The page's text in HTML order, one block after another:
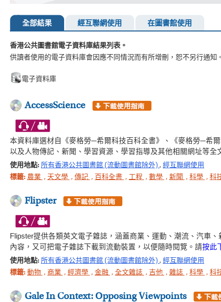
全部結果 經互聯網使用 在圖書館使用
香港公共圖書館電子資料庫結果列表。
供讀者使用的電子資料庫會因應不同情況而有所增刪，恕不另行通知
電子資料庫
AccessScience
本資料庫選材自《麥格勞─希爾科技百科全書》、《麥格勞─希
以及人物傳記、新聞、學習資源、學習指導及其他相關網址等全
使用地點: 所有香港公共圖書館 (流動圖書館除外) , 經互聯網使用
標籤: 農業 , 天文學 , 傳記 , 百科全書 , 工程 , 數學 , 新聞 , 科學 , 科
Flipster
Flipster提供各類英文電子雜誌，涵蓋商業、運動、潮流、汽車
內容，又可把電子雜誌下載到流動裝置，以便隨時閱覽。請按此
使用地點: 所有香港公共圖書館 (流動圖書館除外) , 經互聯網使用
標籤: 動物 , 商業 , 經濟學 , 金融 , 全文雜誌 , 吉他 , 雜誌 , 科學 , 科
Gale In Context: Opposing Viewpoints